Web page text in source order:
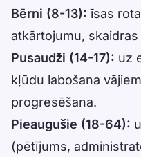
Bērni (8-13): īsas
atkārtojumu,
Pusaudži (14-17): uz
kļūdu labošana
progresēšana.
Pieaugušie (18-64):
(pētījums,